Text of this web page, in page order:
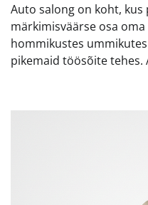
Auto salong on koht, kus
märkimisväärse osa
hommikustes
pikemaid töösõite tehes.